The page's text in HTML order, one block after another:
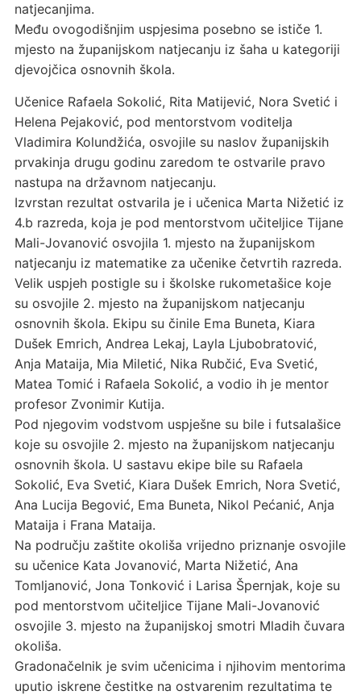
natjecanjima.
Među ovogodišnjim uspjesima posebno se ističe 1.
mjesto na županijskom natjecanju iz šaha u kategoriji
djevojčica osnovnih škola.
Učenice Rafaela Sokolić, Rita Matijević, Nora Svetić i
Helena Pejaković, pod mentorstvom voditelja
Vladimira Kolundžića, osvojile su naslov županijskih
prvakinja drugu godinu zaredom te ostvarile pravo
nastupa na državnom natjecanju.
Izvrstan rezultat ostvarila je i učenica Marta Nižetić iz
4.b razreda, koja je pod mentorstvom učiteljice Tijane
Mali-Jovanović osvojila 1. mjesto na županijskom
natjecanju iz matematike za učenike četvrtih razreda.
Velik uspjeh postigle su i školske rukometašice koje
su osvojile 2. mjesto na županijskom natjecanju
osnovnih škola. Ekipu su činile Ema Buneta, Kiara
Dušek Emrich, Andrea Lekaj, Layla Ljubobratović,
Anja Mataija, Mia Miletić, Nika Rubčić, Eva Svetić,
Matea Tomić i Rafaela Sokolić, a vodio ih je mentor
profesor Zvonimir Kutija.
Pod njegovim vodstvom uspješne su bile i futsalašice
koje su osvojile 2. mjesto na županijskom natjecanju
osnovnih škola. U sastavu ekipe bile su Rafaela
Sokolić, Eva Svetić, Kiara Dušek Emrich, Nora Svetić,
Ana Lucija Begović, Ema Buneta, Nikol Pećanić, Anja
Mataija i Frana Mataija.
Na području zaštite okoliša vrijedno priznanje osvojile
su učenice Kata Jovanović, Marta Nižetić, Ana
Tomljanović, Jona Tonković i Larisa Špernjak, koje su
pod mentorstvom učiteljice Tijane Mali-Jovanović
osvojile 3. mjesto na županijskoj smotri Mladih čuvara
okoliša.
Gradonačelnik je svim učenicima i njihovim mentorima
uputio iskrene čestitke na ostvarenim rezultatima te